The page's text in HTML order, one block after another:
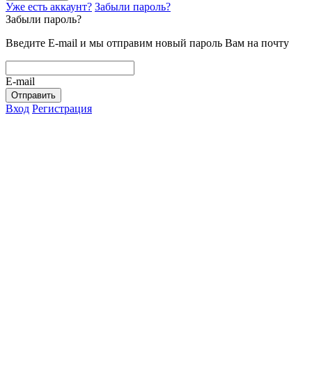
Уже есть аккаунт? Забыли пароль?
Забыли пароль?
Введите E-mail и мы отправим новый пароль Вам на почту
E-mail
Отправить
Вход Регистрация